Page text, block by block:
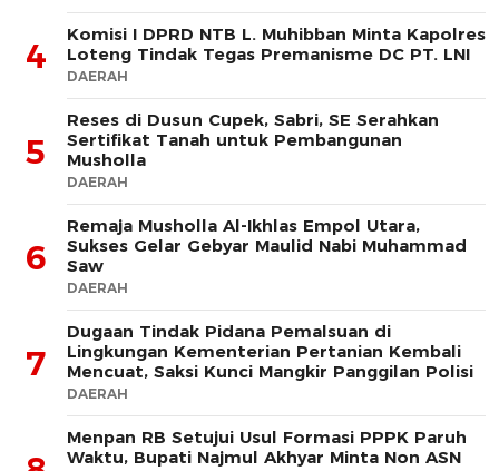
4
Komisi I DPRD NTB L. Muhibban Minta Kapolres
Loteng Tindak Tegas Premanisme DC PT. LNI
DAERAH
5
Reses di Dusun Cupek, Sabri, SE Serahkan
Sertifikat Tanah untuk Pembangunan
Musholla
DAERAH
6
Remaja Musholla Al-Ikhlas Empol Utara,
Sukses Gelar Gebyar Maulid Nabi Muhammad
Saw
DAERAH
7
Dugaan Tindak Pidana Pemalsuan di
Lingkungan Kementerian Pertanian Kembali
Mencuat, Saksi Kunci Mangkir Panggilan Polisi
DAERAH
Menpan RB Setujui Usul Formasi PPPK Paruh
Waktu, Bupati Najmul Akhyar Minta Non ASN